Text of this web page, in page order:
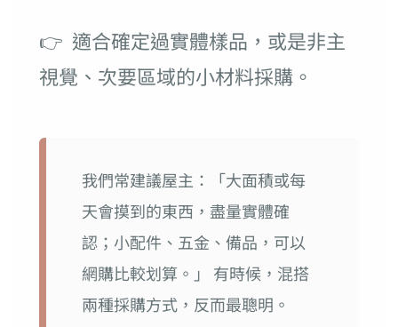
👉 適合確定過實體樣品，或是非主
視覺、次要區域的小材料採購。
我們常建議屋主：「大面積或每
天會摸到的東西，盡量實體確
認；小配件、五金、備品，可以
網購比較划算。」 有時候，混搭
兩種採購方式，反而最聰明。